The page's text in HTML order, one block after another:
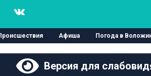
Афиша Погода в
Версия для